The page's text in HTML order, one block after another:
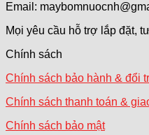
Email:
Mọi yêu cầu hỗ trợ lắp đặt,
Chính sách
Chính sách bảo hành & đổi
Chính sách thanh toán &
Chính sách bảo mật